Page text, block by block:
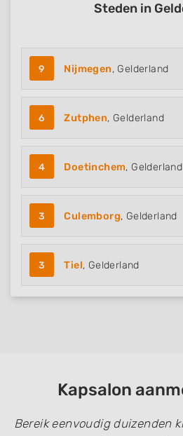
Steden in
9 Nijmegen, Gelderland
6 Zutphen, Gelderland
4 Doetinchem, Gelderland
3 Culemborg, Gelderland
3 Tiel, Gelderland
Kapsalon
Bereik eenvoudig duizenden